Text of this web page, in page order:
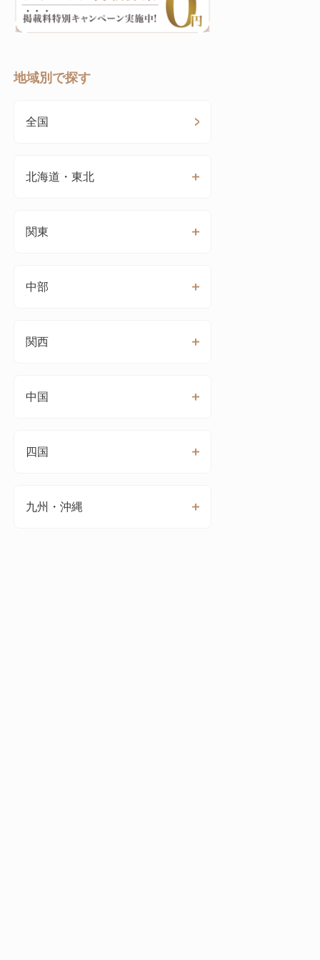
地域別で探す
全国
北海道・東北
関東
中部
関西
中国
四国
九州・沖縄